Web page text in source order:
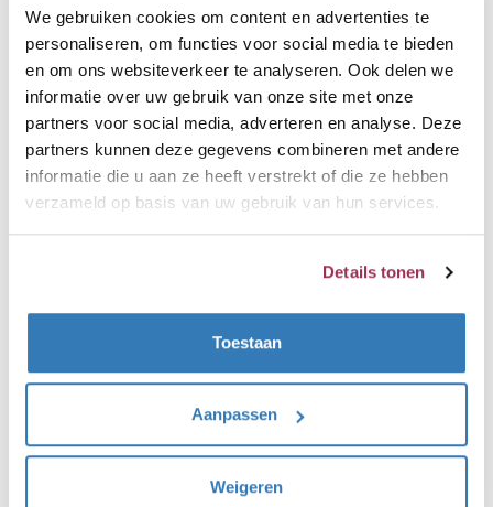
We gebruiken cookies om content en advertenties te
personaliseren, om functies voor social media te bieden
en om ons websiteverkeer te analyseren. Ook delen we
informatie over uw gebruik van onze site met onze
partners voor social media, adverteren en analyse. Deze
partners kunnen deze gegevens combineren met andere
informatie die u aan ze heeft verstrekt of die ze hebben
verzameld op basis van uw gebruik van hun services.
Details tonen
Toestaan
Aanpassen
Weigeren
Benodigde aansluitingen:
Warm- en koudwateraansluiting nodig
Opwarmtijd:
10-15 minuten
Direct kokend-water beschikbaar, dit reservoir wordt
kokendwater voor je Quooker en kan dus niet de
warmwatervoorziening overnemen. Je kunt uit dit
reservoir met gemak 2,5 Liter kokendwater tappen en
na ongeveer 10 minuten is hij weer volledig
opgewarmd.